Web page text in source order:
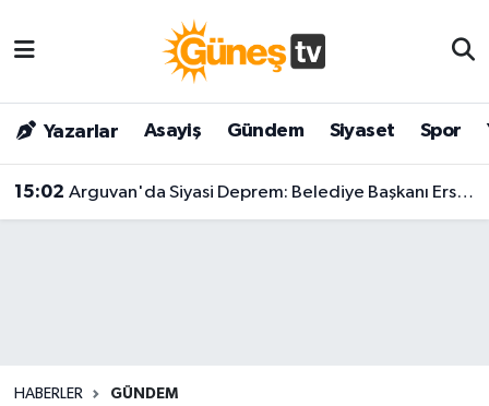
Yazarlar Asayiş Gündem Siyaset Spor
15:02 Arguvan'da Siyasi Deprem: Belediye Başkanı Ersoy Eren ve Meclis Üyeleri YENİ Parti'ye Katıldı!
HABERLER GÜNDEM
Bilim & Teknoloji
Dünya
Malatya Nöbetçi Eczaneler
Malatya Hava Durumu
Malatya Namaz Vakitleri